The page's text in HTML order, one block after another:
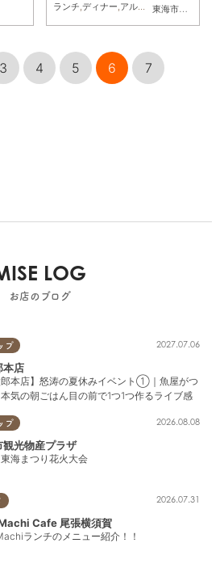
東海市
,大府市
ランチ,ディナー,アルコール ,ちたまる広告
3 4 5 6 7
LOG
お店のブログ
プ 2027.07.06
本店
郎本店】怒涛の夏休みイベント①｜魚屋がつ
本気の朝ごはん目の前で1つ1つ作るライブ感
プ 2026.08.08
観光物産プラザ
海まつり花火大会
2026.07.31
Cafe 尾張横須賀
ランチのメニュー紹介！！